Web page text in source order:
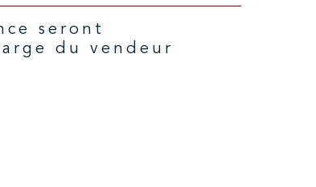
du vendeur